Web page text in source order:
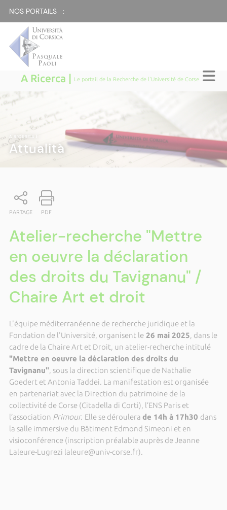
NOS PORTAILS :
A Ricerca | Le portail de la Recherche de l'Université de Corse
A RICERCA
Attualità
PARTAGE PDF
Atelier-recherche "Mettre
en oeuvre la déclaration
des droits du Tavignanu" /
Chaire Art et droit
L'équipe méditerranéenne de recherche juridique et la
Fondation de l'Université, organisent le26 mai 2025, dans le
cadre de la Chaire Art et Droit, un atelier-recherche intitulé
"Mettre en oeuvre la déclaration des droits du
Tavignanu", sous la direction scientifique de Nathalie
Goedert et Antonia Taddei. La manifestation est organisée
en partenariat avec la Direction du patrimoine de la
collectivité de Corse (Citadella di Corti), l’ENS Paris et
l’association Primour. Elle se déroulera de 14h à 17h30 dans
la salle immersive du Bâtiment Edmond Simeoni et en
visioconférence (inscription préalable auprès de Jeanne
Laleure-Lugrezi laleure@univ-corse.fr).